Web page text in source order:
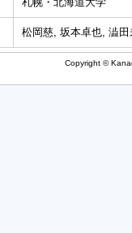
松岡慈, 坂本卓也, 澁
Copyright ©